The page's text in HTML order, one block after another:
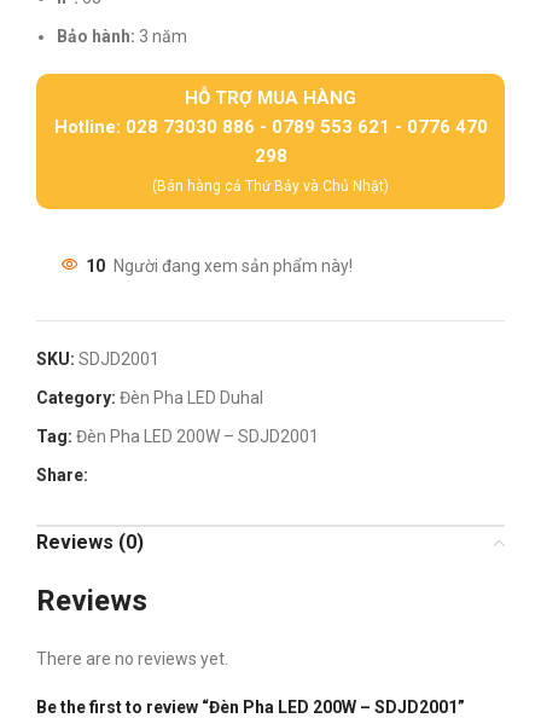
Bảo hành: 3 năm
HỖ TRỢ MUA HÀNG
Hotline: 028 73030 886 - 0789 553 621 - 0776 470
298
(Bán hàng cả Thứ Bảy và Chủ Nhật)
10 Người đang xem sản phẩm này!
SKU: SDJD2001
Category: Đèn Pha LED Duhal
Tag: Đèn Pha LED 200W – SDJD2001
Share:
Reviews (0)
Reviews
There are no reviews yet.
Be the first to review “Đèn Pha LED 200W – SDJD2001”